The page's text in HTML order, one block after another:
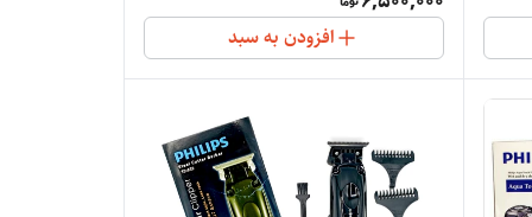
افزودن به سبد